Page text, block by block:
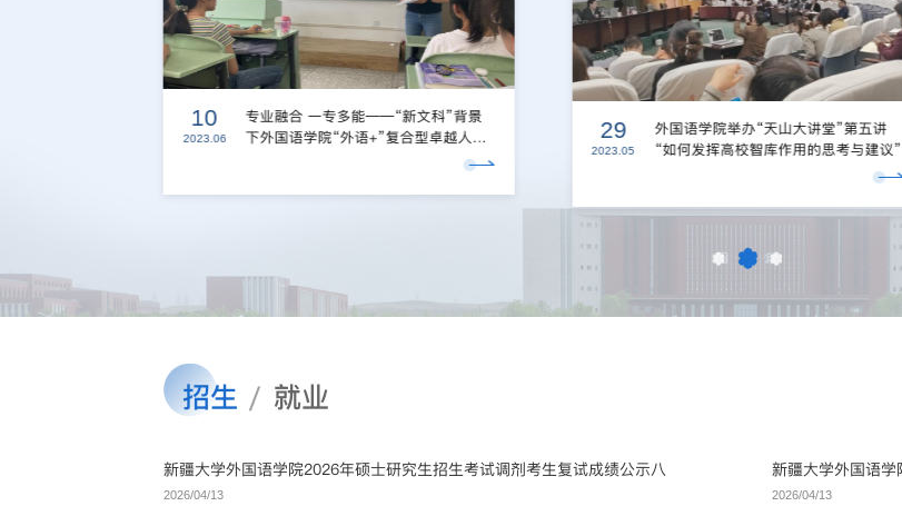
10
2023.06
专业融合 一专多能——“新文科”背景
下外国语学院“外语+”复合型卓越人才
29
2023.05
外国语学院举办“天山大讲堂”第五讲
“如何发挥高校智库作用的思考与建议”
招生 就业
新疆大学外国语学院2026年硕士研究生招生考试调剂考生复试成绩公示八
2026/04/13 2026/04/13